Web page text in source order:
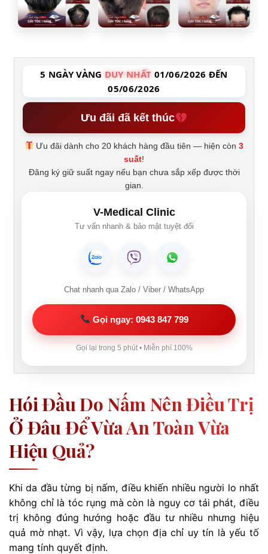
5 NGÀY VÀNG DUY NHẤT 01/06/2026 ĐẾN
05/06/2026
Ưu đãi đã kết thúc
Ưu đãi dành cho 20 khách hàng đầu tiên — hiện còn3
suất!
Đăng ký giữ suất ngay nếu bạn chưa sắp xếp được thời
gian.
V-Medical Clinic
Tư vấn nhanh & bảo mật tuyệt đối
Chat nhanh qua Zalo / Viber / WhatsApp
Gọi ngay: 0943 847 799
Gọi lại trong 5 phút • Miễn phí 100%
Hói Đầu Do Nấm Nên Điều Trị
Ở Đâu Để Vừa An Toàn Vừa
Hiệu Quả?
Khi da đầu từng bị nấm, điều khiến nhiều người lo nhất
không chỉ là tóc rụng mà còn là nguy cơ tái phát, điều
trị không đúng hướng hoặc đầu tư nhiều nhưng hiệu
quả mờ nhạt. Vì vậy, lựa chọn địa chỉ uy tín là yếu tố
mang tính quyết định.